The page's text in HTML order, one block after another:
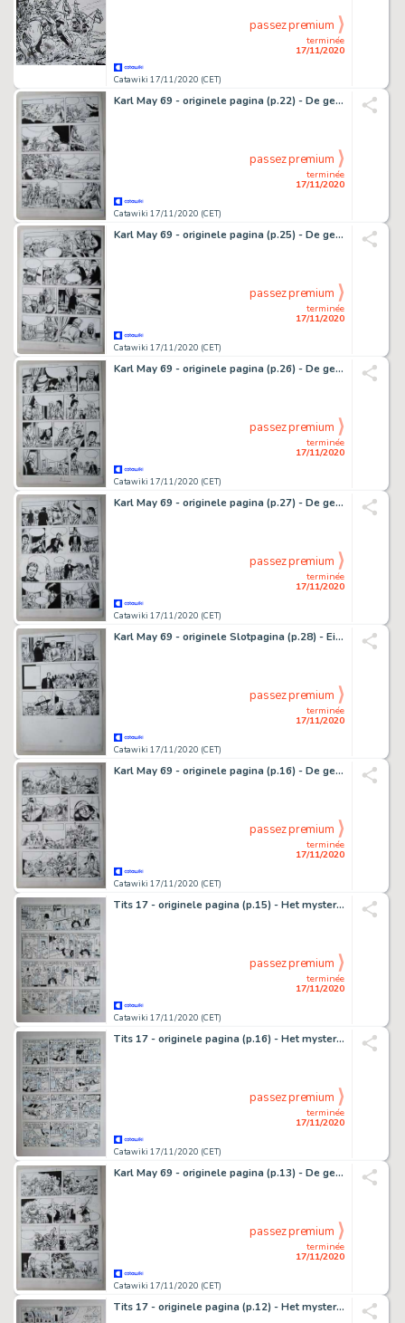
Catawiki 17/11/2020 (CET)
terminée
17/11/2020
passez premium
Karl May 69 - originele pagina (p.22) - De getuige - (1981)
Catawiki 17/11/2020 (CET)
terminée
17/11/2020
passez premium
Karl May 69 - originele pagina (p.25) - De getuige - (1981)
Catawiki 17/11/2020 (CET)
terminée
17/11/2020
passez premium
Karl May 69 - originele pagina (p.26) - De getuige - (1981)
Catawiki 17/11/2020 (CET)
terminée
17/11/2020
passez premium
Karl May 69 - originele pagina (p.27) - De getuige - (1981)
Catawiki 17/11/2020 (CET)
terminée
17/11/2020
passez premium
Karl May 69 - originele Slotpagina (p.28) - Einde - De getuige - (1981)
Catawiki 17/11/2020 (CET)
terminée
17/11/2020
passez premium
Karl May 69 - originele pagina (p.16) - De getuige - (1981)
Catawiki 17/11/2020 (CET)
terminée
17/11/2020
passez premium
Tits 17 - originele pagina (p.15) - Het mysterieuze parelsnoer - (1982)
Catawiki 17/11/2020 (CET)
terminée
17/11/2020
passez premium
Tits 17 - originele pagina (p.16) - Het mysterieuze parelsnoer - (1982)
Catawiki 17/11/2020 (CET)
terminée
17/11/2020
passez premium
Karl May 69 - originele pagina (p.13) - De getuige - (1981)
Catawiki 17/11/2020 (CET)
terminée
17/11/2020
passez premium
Tits 17 - originele pagina (p.12) - Het mysterieuze parelsnoer - (1982)